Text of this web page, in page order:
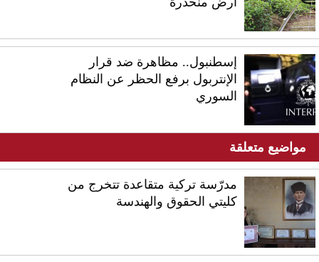
إسطنبول.. مظاهرة ضد قرار
الإنتربول برفع الحظر عن النظام
السوري
مواضيع متعلقة
مدرّسة تركية متقاعدة تتخرج من
كليتي الحقوق والهندسة